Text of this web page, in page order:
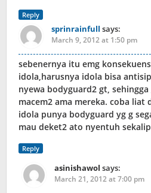
Reply
sprinrainfull says:
March 9, 2012 at 1:50 pm
sebenernya itu emg
idola,harusnya idola bisa
nyewa bodyguard2 gt,
macem2 ama mereka. coba liat
idola punya bodyguard yg g
mau deket2 ato nyentuh
Reply
asinishawol says:
March 21, 2012 at 7:00 pm